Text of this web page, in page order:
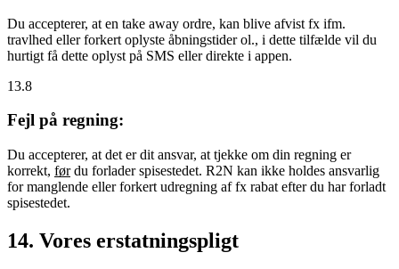
Du accepterer, at en take away ordre, kan blive afvist fx ifm.
travlhed eller forkert oplyste åbningstider ol., i dette tilfælde vil du
hurtigt få dette oplyst på SMS eller direkte i appen.
13.8
Fejl på regning:
Du accepterer, at det er dit ansvar, at tjekke om din regning er
korrekt, førdu forlader spisestedet. R2N kan ikke holdes ansvarlig
for manglende eller forkert udregning af fx rabat efter du har forladt
spisestedet.
14. Vores erstatningspligt